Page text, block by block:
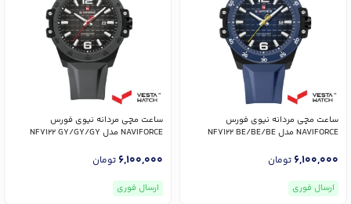
ساعت مچی مردانه نیوی فورس
NAVIFORCE مدل NF7122 BE/BE/BE
6,100,000 تومان
ارسال فوری
ساعت مچی مردانه نیوی فورس
NAVIFORCE مدل NF7122 GY/GY/GY
6,100,000 تومان
ارسال فوری